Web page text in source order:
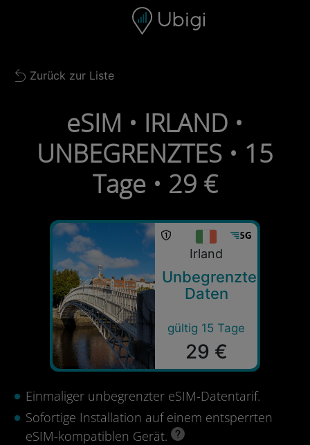
Navigationsleiste Fußzeile
Back to list
Zurück zur Liste
eSIM • IRLAND •
UNBEGRENZTES • 15
Tage • 29 €
Irland
Unbegrenzte
Daten
gültig 15 Tage
29 €
Einmaliger unbegrenzter eSIM-Datentarif.
Sofortige Installation auf einem entsperrten
eSIM-kompatiblen Gerät.